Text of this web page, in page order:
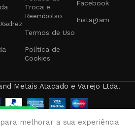
Troca e
Reembolso
Termos de Uso
Política de
Cookies
Facebook
Instagram
Metais Atacado e Varejo Ltda.
melhorar a sua experiência